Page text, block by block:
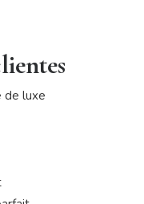
de luxe